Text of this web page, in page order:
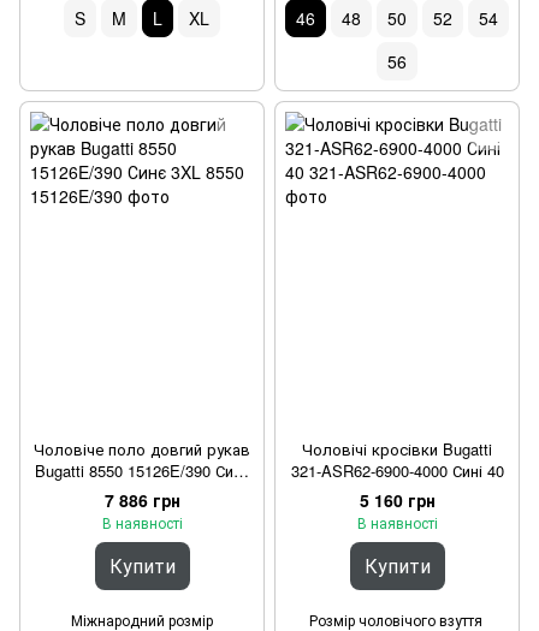
S M L XL 46 48 50 52
54
56
Чоловіче поло довгий рукав
Bugatti 8550 15126E/390 Синє
3XL
7 886 грн
В наявності
Купити
Міжнародний розмір
Чоловічі кросівки Bugatti
321-ASR62-6900-4000 Сині 40
5 160 грн
В наявності
Купити
Розмір чоловічого взуття